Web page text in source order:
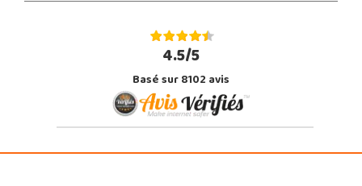
4.5/5
Basé sur 8102 avis